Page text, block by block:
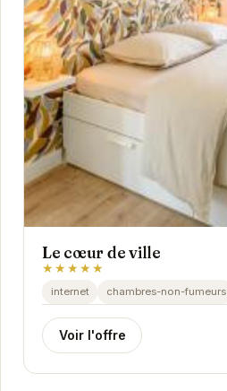
Le cœur de ville
★★★★★
internet chambres-non-fumeurs
Voir l'offre